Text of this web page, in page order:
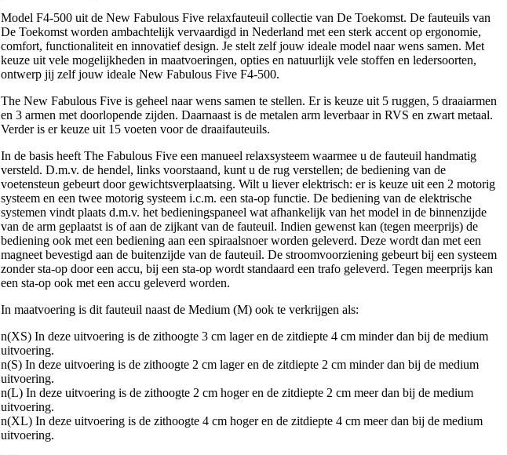
Model F4-500 uit de New Fabulous Five relaxfauteuil collectie van De Toekomst. De fauteuils van
De Toekomst worden ambachtelijk vervaardigd in Nederland met een sterk accent op ergonomie,
comfort, functionaliteit en innovatief design. Je stelt zelf jouw ideale model naar wens samen. Met
keuze uit vele mogelijkheden in maatvoeringen, opties en natuurlijk vele stoffen en ledersoorten,
ontwerp jij zelf jouw ideale New Fabulous Five F4-500.
The New Fabulous Five is geheel naar wens samen te stellen. Er is keuze uit 5 ruggen, 5 draaiarmen
en 3 armen met doorlopende zijden. Daarnaast is de metalen arm leverbaar in RVS en zwart metaal.
Verder is er keuze uit 15 voeten voor de draaifauteuils.
In de basis heeft The Fabulous Five een manueel relaxsysteem waarmee u de fauteuil handmatig
versteld. D.m.v. de hendel, links voorstaand, kunt u de rug verstellen; de bediening van de
voetensteun gebeurt door gewichtsverplaatsing. Wilt u liever elektrisch: er is keuze uit een 2 motorig
systeem en een twee motorig systeem i.c.m. een sta-op functie. De bediening van de elektrische
systemen vindt plaats d.m.v. het bedieningspaneel wat afhankelijk van het model in de binnenzijde
van de arm geplaatst is of aan de zijkant van de fauteuil. Indien gewenst kan (tegen meerprijs) de
bediening ook met een bediening aan een spiraalsnoer worden geleverd. Deze wordt dan met een
magneet bevestigd aan de buitenzijde van de fauteuil. De stroomvoorziening gebeurt bij een systeem
zonder sta-op door een accu, bij een sta-op wordt standaard een trafo geleverd. Tegen meerprijs kan
een sta-op ook met een accu geleverd worden.
In maatvoering is dit fauteuil naast de Medium (M) ook te verkrijgen als:
n(XS) In deze uitvoering is de zithoogte 3 cm lager en de zitdiepte 4 cm minder dan bij de medium
uitvoering.
n(S) In deze uitvoering is de zithoogte 2 cm lager en de zitdiepte 2 cm minder dan bij de medium
uitvoering.
n(L) In deze uitvoering is de zithoogte 2 cm hoger en de zitdiepte 2 cm meer dan bij de medium
uitvoering.
n(XL) In deze uitvoering is de zithoogte 4 cm hoger en de zitdiepte 4 cm meer dan bij de medium
uitvoering.